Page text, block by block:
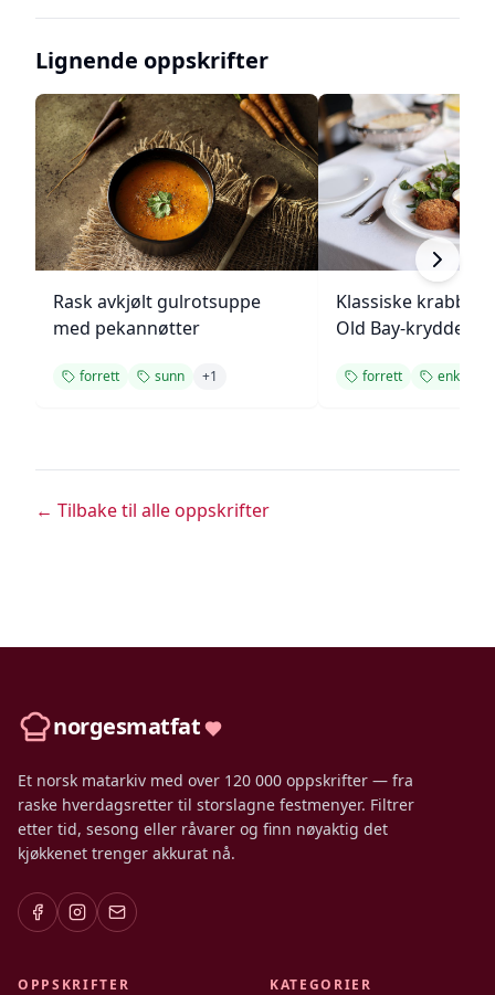
Lignende oppskrifter
Rask avkjølt gulrotsuppe
med pekannøtter
forrett sunn +1
Klassiske
Old Bay-krydder
forrett enkel
← Tilbake til alle oppskrifter
norgesmatfat
Et norsk matarkiv med over 120 000 oppskrifter — fra
raske hverdagsretter til storslagne festmenyer. Filtrer
etter tid, sesong eller råvarer og finn nøyaktig det
kjøkkenet trenger akkurat nå.
OPPSKRIFTER KATEGORIER